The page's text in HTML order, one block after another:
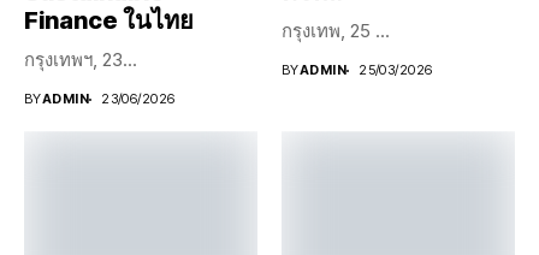
Finance ในไทย
กรุงเทพฯ, 23...
BYADMIN 23/06/2026
กรุงเทพ, 25 ...
BYADMIN 25/03/2026